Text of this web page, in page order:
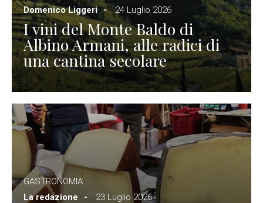
Domenico Liggeri
24 Luglio 2026
I vini del Monte Baldo di
Albino Armani, alle radici di
una cantina secolare
GASTRONOMIA
La redazione
23 Luglio 2026